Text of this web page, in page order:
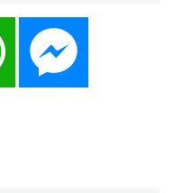
WhatsApp